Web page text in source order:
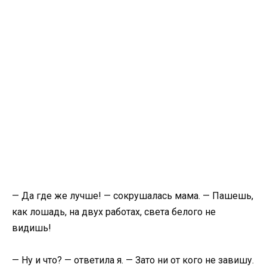
— Да где же лучше! — сокрушалась мама. — Пашешь,
как лошадь, на двух работах, света белого не
видишь!
— Ну и что? — ответила я. — Зато ни от кого не завишу.